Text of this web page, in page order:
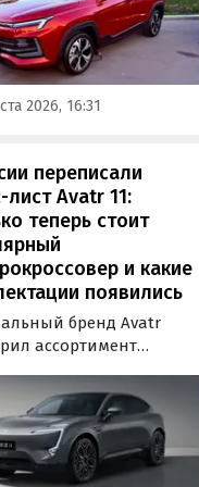
можно при покупке
автомобиля 2025 или
выпуска в период с 4
сообщили в
компании.
2026, 16:31
переписали
лист Avatr 11:
теперь стоит
и какие
появились
бренд Avatr
ассортимент
Avatr 11 в России
2026 года. Вместе с
его прайс-листа
единственное
исполнение,